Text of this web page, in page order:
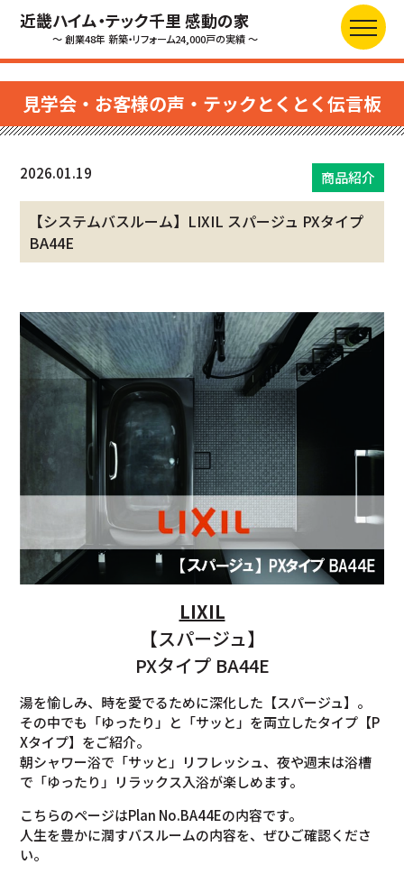
近畿ハイム・テック千里 感動の家
～ 創業48年 新築・リフォーム24,000戸の実績 ～
見学会・お客様の声・テックとくとく伝言板
2026.01.19 商品紹介
【システムバスルーム】LIXIL スパージュ PXタイプ
BA44E
LIXIL
【スパージュ】
PXタイプ BA44E
湯を愉しみ、時を愛でるために深化した【スパージュ】。
その中でも「ゆったり」と「サッと」を両立したタイプ【P
Xタイプ】をご紹介。
朝シャワー浴で「サッと」リフレッシュ、夜や週末は浴槽
で「ゆったり」リラックス入浴が楽しめます。
こちらのページはPlan No.BA44Eの内容です。
人生を豊かに潤すバスルームの内容を、ぜひご確認くださ
い。